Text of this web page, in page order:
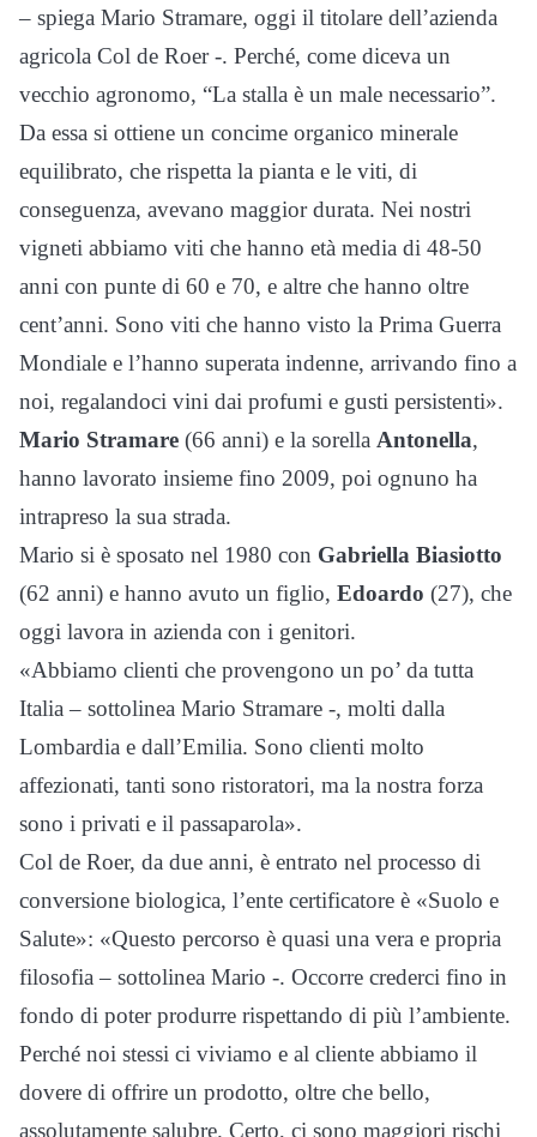
– spiega Mario Stramare, oggi il titolare dell’azienda
agricola Col de Roer -. Perché, come diceva un
vecchio agronomo, “La stalla è un male necessario”.
Da essa si ottiene un concime organico minerale
equilibrato, che rispetta la pianta e le viti, di
conseguenza, avevano maggior durata. Nei nostri
vigneti abbiamo viti che hanno età media di 48-50
anni con punte di 60 e 70, e altre che hanno oltre
cent’anni. Sono viti che hanno visto la Prima Guerra
Mondiale e l’hanno superata indenne, arrivando fino a
noi, regalandoci vini dai profumi e gusti persistenti».
Mario Stramare (66 anni) e la sorella Antonella,
hanno lavorato insieme fino 2009, poi ognuno ha
intrapreso la sua strada.
Mario si è sposato nel 1980 con Gabriella Biasiotto
(62 anni) e hanno avuto un figlio, Edoardo (27), che
oggi lavora in azienda con i genitori.
«Abbiamo clienti che provengono un po’ da tutta
Italia – sottolinea Mario Stramare -, molti dalla
Lombardia e dall’Emilia. Sono clienti molto
affezionati, tanti sono ristoratori, ma la nostra forza
sono i privati e il passaparola».
Col de Roer, da due anni, è entrato nel processo di
conversione biologica, l’ente certificatore è «Suolo e
Salute»: «Questo percorso è quasi una vera e propria
filosofia – sottolinea Mario -. Occorre crederci fino in
fondo di poter produrre rispettando di più l’ambiente.
Perché noi stessi ci viviamo e al cliente abbiamo il
dovere di offrire un prodotto, oltre che bello,
assolutamente salubre. Certo, ci sono maggiori rischi